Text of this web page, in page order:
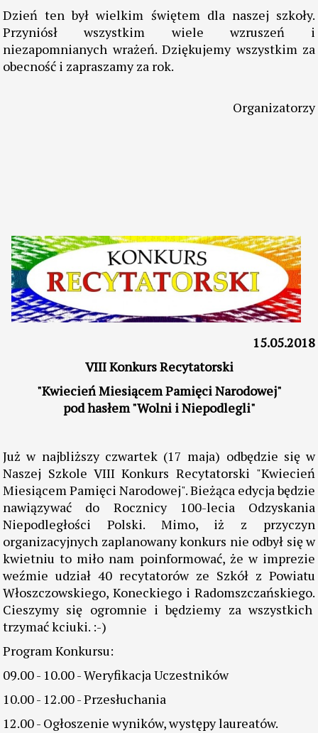
Dzień ten był wielkim świętem dla naszej szkoły.
Przyniósł wszystkim wiele wzruszeń i
niezapomnianych wrażeń. Dziękujemy wszystkim za
obecność i zapraszamy za rok.
Organizatorzy
VIII Konkurs Recytatorski
"Kwiecień Miesiącem Pamięci Narodowej"
pod hasłem "Wolni i Niepodlegli"
Już w najbliższy czwartek (17 maja) odbędzie się w
Naszej Szkole VIII Konkurs Recytatorski "Kwiecień
Miesiącem Pamięci Narodowej". Bieżąca edycja będzie
nawiązywać do Rocznicy 100-lecia Odzyskania
Niepodległości Polski. Mimo, iż z przyczyn
organizacyjnych zaplanowany konkurs nie odbył się w
kwietniu to miło nam poinformować, że w imprezie
weźmie udział 40 recytatorów ze Szkół z Powiatu
Włoszczowskiego, Koneckiego i Radomszczańskiego.
Cieszymy się ogromnie i będziemy za wszystkich
trzymać kciuki. :-)